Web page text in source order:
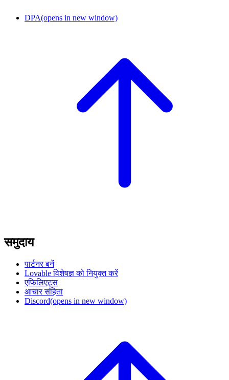
DPA(opens in new window)
समुदाय
पार्टनर बनें
Lovable विशेषज्ञ को नियुक्त करें
एफिलिएट्स
आचार संहिता
Discord(opens in new window)